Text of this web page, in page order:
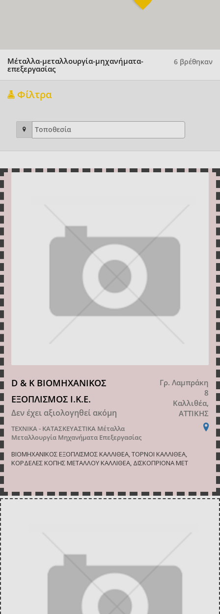
Μέταλλα-μεταλλουργία-μηχανήματα-
επεξεργασίας
6 βρέθηκαν
Φίλτρα
D & K ΒΙΟΜΗΧΑΝΙΚΟΣ
ΕΞΟΠΛΙΣΜΟΣ Ι.Κ.Ε.
Δεν έχει αξιολογηθεί ακόμη
ΤΕΧΝΙΚΑ - ΚΑΤΑΣΚΕΥΑΣΤΙΚΑ Μέταλλα
Μεταλλουργία Μηχανήματα Επεξεργασίας
Γρ. Λαμπράκη
8
Καλλιθέα,
ΑΤΤΙΚΗΣ
ΒΙΟΜΗΧΑΝΙΚΟΣ ΕΞΟΠΛΙΣΜΟΣ ΚΑΛΛΙΘΕΑ, ΤΟΡΝΟΙ ΚΑΛΛΙΘΕΑ,
ΚΟΡΔΕΛΕΣ ΚΟΠΗΣ ΜΕΤΑΛΛΟΥ ΚΑΛΛΙΘΕΑ, ΔΙΣΚΟΠΡΙΟΝΑ ΜΕΤ